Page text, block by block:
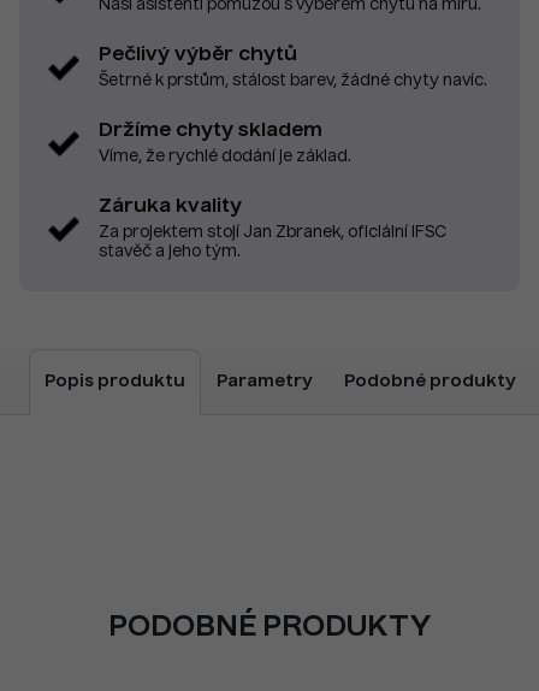
Naši asistenti pomůžou s výběrem chytů na míru.
Pečlivý výběr chytů
Šetrné k prstům, stálost barev, žádné chyty navíc.
Držíme chyty skladem
Víme, že rychlé dodání je základ.
Záruka kvality
Za projektem stojí Jan Zbranek, oficiální IFSC
stavěč a jeho tým.
Popis produktu Parametry Podobné produkty
PODOBNÉ PRODUKTY